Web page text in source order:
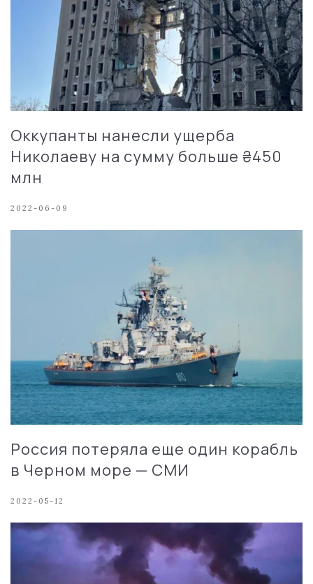
Оккупанты нанесли ущерба
Николаеву на сумму больше ₴450
млн
2022-06-09
Россия потеряла еще один корабль
в Черном море — СМИ
2022-05-12